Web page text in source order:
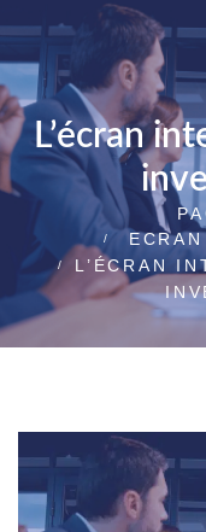
L’écran
L’ÉCRAN